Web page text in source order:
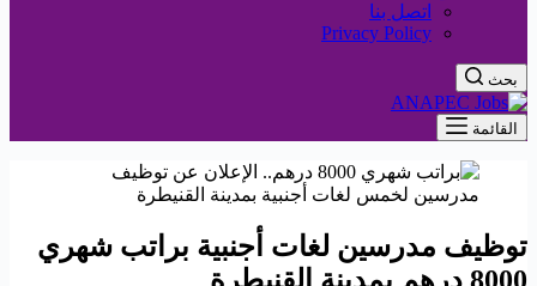
اتصل بنا
Privacy Policy
بحث
القائمة
توظيف مدرسين لغات أجنبية براتب شهري